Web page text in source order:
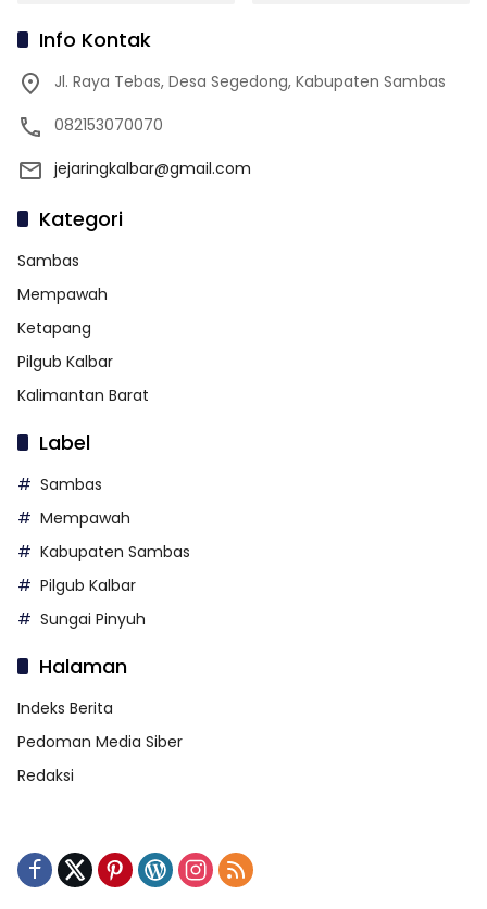
Info Kontak
Jl. Raya Tebas, Desa Segedong, Kabupaten Sambas
082153070070
jejaringkalbar@gmail.com
Kategori
Sambas
Mempawah
Ketapang
Pilgub Kalbar
Kalimantan Barat
Label
Sambas
Mempawah
Kabupaten Sambas
Pilgub Kalbar
Sungai Pinyuh
Halaman
Indeks Berita
Pedoman Media Siber
Redaksi